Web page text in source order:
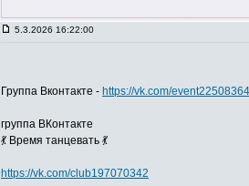
5.3.2026 16:22:00
Группа Вконтакте - https://vk.com/
группа ВКонтакте
💃 Время танцевать 💃
https://vk.com/club197070342